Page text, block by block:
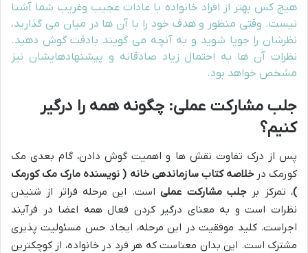
هیچ کس بهتر از افراد خانواده با عادات عجیب وغریب شما آشنا
نیست. وقتی منظور و هدف خود را با آن ها در میان می گذارید،
نظرشان را جویا شوید و به آنچه می گویند بادقت گوش دهید.
نظرات آن ها به احتمال زیاد صادقانه و پیشنهادهایشان نیز
مشخص خواهد بود.
جلب مشارکت عملی: چگونه همه را درگیر
کنیم؟
پس از درک تفاوت نقش ها و اهمیت گوش دادن، گام بعدی مک
کورمک درخلاصه کتاب سازماندهی خانه ( نویسنده مارک مک کورمک
)، تمرکز برجلب مشارکت عملیاست. این مرحله فراتر از شنیدن
نظرات است و به معنای درگیر کردن فعال همه اعضا در فرآیند
اجراست. کلید موفقیت در این مرحله، ایجاد حس مسئولیت پذیری
مشترک است. این بدان معناست که هر فرد در خانواده، از کوچکترین